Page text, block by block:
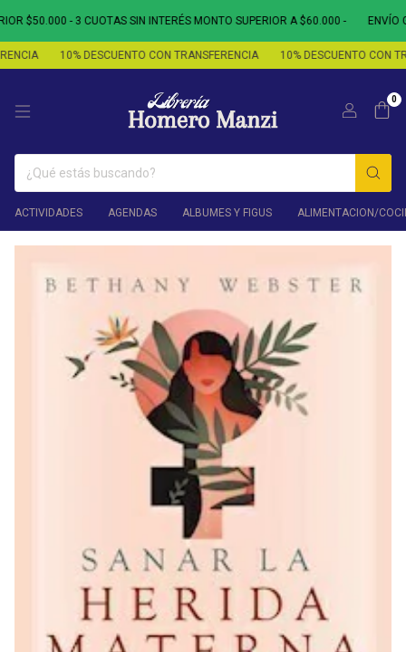
$50.000 - 3 CUOTAS SIN INTERÉS MONTO SUPERIOR A $60.000 - ENVÍO
10% DESCUENTO CON TRANSFERENCIA 10% DESCUENTO CON
0
ACTIVIDADES AGENDAS ALBUMES Y FIGUS ALIMENTACION/